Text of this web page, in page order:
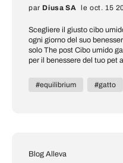
par Diusa SA le oct. 15
Scegliere il giusto cibo
ogni giorno del suo
solo The post Cibo umido
per il benessere del tuo pet
#equilibrium
#gatto
Blog Alleva